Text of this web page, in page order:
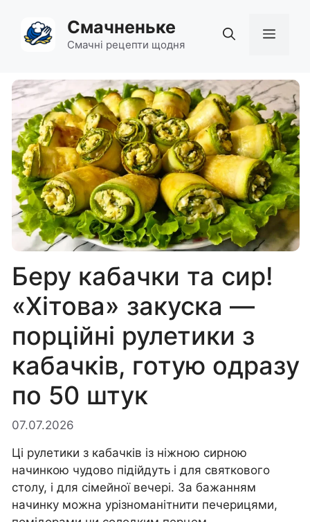
вмісту
Смачненьке
Смачні рецепти щодня
Беру кабачки та сир!
«Хітова» закуска —
порційні рулетики з
кабачків, готую одразу
по 50 штук
07.07.2026
Ці рулетики з кабачків із ніжною сирною
начинкою чудово підійдуть і для святкового
столу, і для сімейної вечері. За бажанням
начинку можна урізноманітнити печерицями,